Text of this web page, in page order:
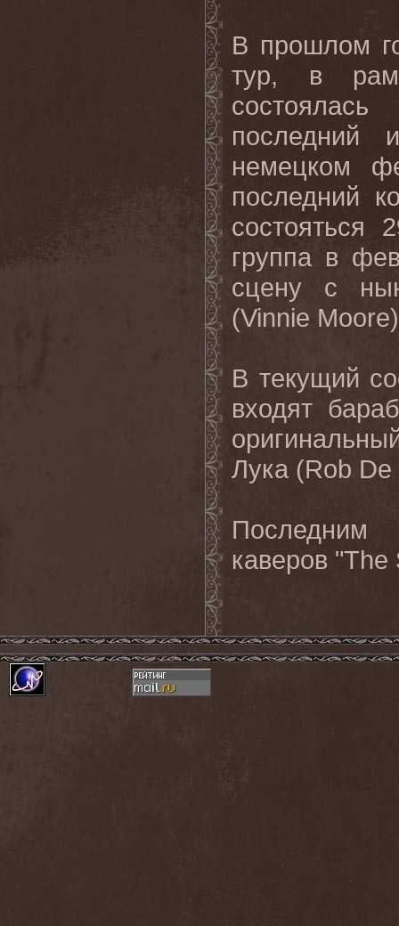
В прошлом
тур, в
немецком
последний
состояться
группа в
сцену с
(Vinnie
В текущий
входят
Лука (Rob
Последним
каверов